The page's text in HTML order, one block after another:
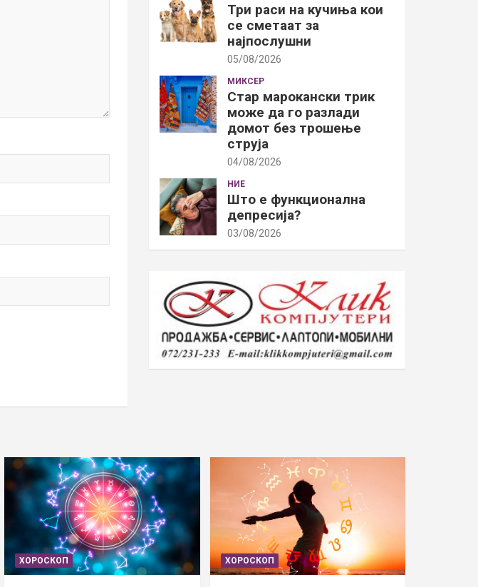
Три раси на кучиња кои
се сметаат за
најпослушни
05/08/2026
МИКСЕР
Стар марокански трик
може да го разлади
домот без трошење
струја
04/08/2026
НИЕ
Што е функционална
депресија?
03/08/2026
ХОРОСКОП ХОРОСКОП